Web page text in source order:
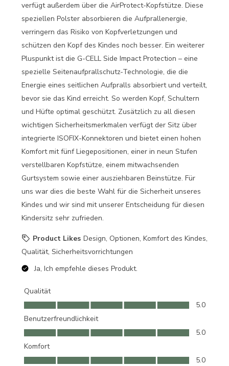
verfügt außerdem über die AirProtect-Kopfstütze. Diese
speziellen Polster absorbieren die Aufprallenergie,
verringern das Risiko von Kopfverletzungen und
schützen den Kopf des Kindes noch besser. Ein weiterer
Pluspunkt ist die G-CELL Side Impact Protection – eine
spezielle Seitenaufprallschutz-Technologie, die die
Energie eines seitlichen Aufpralls absorbiert und verteilt,
bevor sie das Kind erreicht. So werden Kopf, Schultern
und Hüfte optimal geschützt. Zusätzlich zu all diesen
wichtigen Sicherheitsmerkmalen verfügt der Sitz über
integrierte ISOFIX-Konnektoren und bietet einen hohen
Komfort mit fünf Liegepositionen, einer in neun Stufen
verstellbaren Kopfstütze, einem mitwachsenden
Gurtsystem sowie einer ausziehbaren Beinstütze. Für
uns war dies die beste Wahl für die Sicherheit unseres
Kindes und wir sind mit unserer Entscheidung für diesen
Kindersitz sehr zufrieden.
Product Likes Design, Optionen, Komfort des Kindes,
Qualität, Sicherheitsvorrichtungen
Ja, Ich empfehle dieses Produkt.
Qualität
Qualität, 5.0 von 5
5.0
Benutzerfreundlichkeit
Benutzerfreundlichkeit, 5.0 von 5
5.0
Komfort
Komfort, 5.0 von 5
5.0